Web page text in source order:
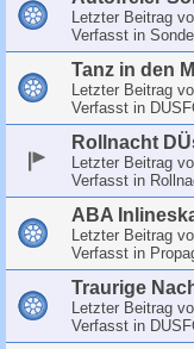
Letzter Beitrag
Verfasst in
Tanz in den
Letzter Beitrag
Verfasst in
Rollnacht
Letzter Beitrag
Verfasst in
ABA
Letzter Beitrag
Verfasst in
Traurige
Letzter Beitrag
Verfasst in